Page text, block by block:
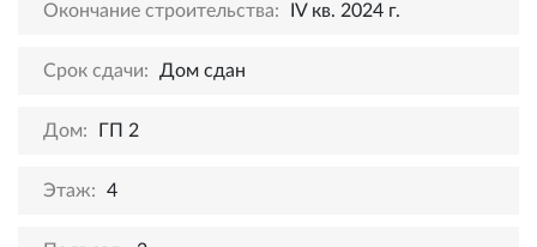
Окончание строительства: IV кв. 2024 г.
Срок сдачи: Дом сдан
Дом: ГП 2
Этаж: 4